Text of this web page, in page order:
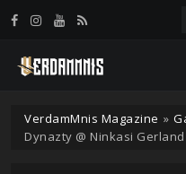
VerdamMnis Magazine »
Dynazty @ Ninkasi
Panneau de gestion des